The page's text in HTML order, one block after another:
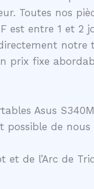
Toutes nos
est entre 1 et 2
notre
prix fixe
Asus
de nous
et de l’Arc de